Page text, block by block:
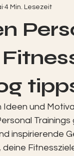
4 Min. Lesezeit
und
inspirierende